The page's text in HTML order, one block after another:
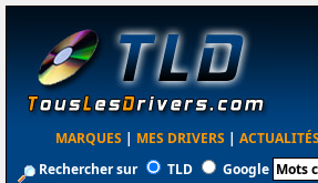
MARQUES | MES DRIVERS | ACTUALITÉS
Rechercher sur
TLD Google